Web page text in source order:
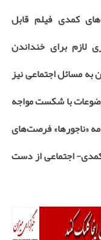
کمدی فیلم قابل
لازم برای خنداندن
به مسائل اجتماعی نیز
با شکست مواجه
«ناجورها» فرصت‌های
کمدی- اجتماعی از دست